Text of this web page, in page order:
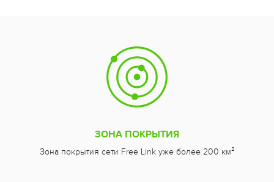
ЗОНА ПОКРЫТИЯ
Зона покрытия сети Free Link уже более 200 км²